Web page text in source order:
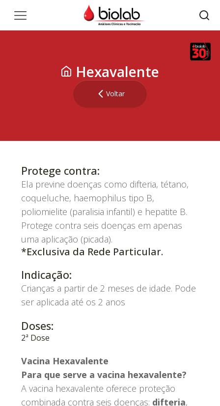
Hexavalente
Voltar
Protege contra:
Ela previne doenças como difteria, tétano,
coqueluche, haemophilus tipo B,
poliomielite (paralisia infantil) e hepatite B.
Protege contra seis doenças em apenas
uma aplicação (picada).
*Exclusiva da Rede Particular.
Indicação:
Crianças a partir de 2 meses de idade. Pode
ser aplicada até os 2 anos
Doses:
2ª Dose
Vacina Hexavalente
Para que serve a vacina hexavalente?
A vacina hexavalente oferece proteção
combinada contra seis doenças: difteria,